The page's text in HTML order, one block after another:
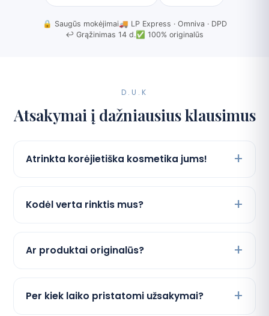
🔒 Saugūs mokėjimai🚚 LP Express · Omniva · DPD
↩️ Grąžinimas 14 d. ✅ 100% originalūs
D.U.K
Atsakymai į dažniausius klausimus
Atrinkta korėjietiška kosmetika jums!
Kodėl verta rinktis mus?
Ar produktai originalūs?
Per kiek laiko pristatomi užsakymai?